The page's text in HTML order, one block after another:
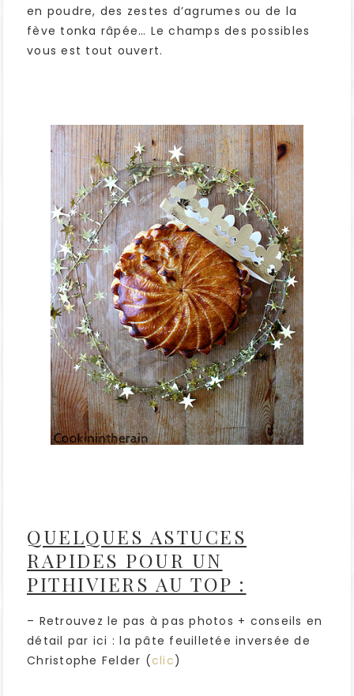
en poudre, des zestes d’agrumes ou de la
fève tonka râpée… Le champs des possibles
vous est tout ouvert.
QUELQUES ASTUCES
RAPIDES POUR UN
PITHIVIERS AU TOP :
– Retrouvez le pas à pas photos + conseils en
détail par ici : la pâte feuilletée inversée de
Christophe Felder (clic)